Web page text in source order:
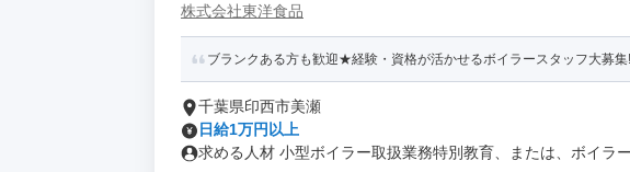
株式会社東洋食品
ブランクある方も歓迎★経験・資格が活かせるボイラースタッフ大募集!
千葉県印西市美瀬
日給1万円以上
求める人材 小型ボイラー取扱業務特別教育、または、ボイラ